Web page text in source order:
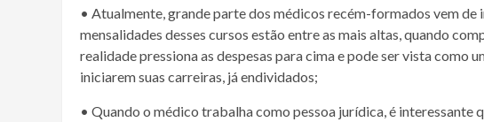
• Atualmente, grande parte dos médicos recém-formados vem de
mensalidades desses cursos estão entre as mais altas, quando
realidade pressiona as despesas para cima e pode ser vista como
iniciarem suas carreiras, já endividados;
• Quando o médico trabalha como pessoa jurídica, é interessante